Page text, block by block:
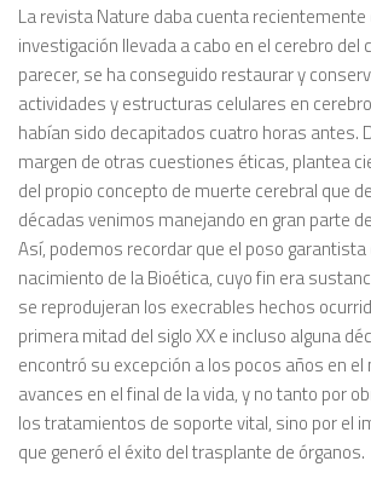
La revista Nature daba cuenta
investigación llevada a cabo en el cerebro del
parecer, se ha conseguido restaurar y
actividades y estructuras celulares en
habían sido decapitados cuatro horas antes.
margen de otras cuestiones éticas, plantea
del propio concepto de muerte cerebral que
décadas venimos manejando en gran parte
Así, podemos recordar que el poso garantista
nacimiento de la Bioética, cuyo fin era
se reprodujeran los execrables hechos
primera mitad del siglo XX e incluso alguna
encontró su excepción a los pocos años en el
avances en el final de la vida, y no tanto por
los tratamientos de soporte vital, sino por el
que generó el éxito del trasplante de órganos.